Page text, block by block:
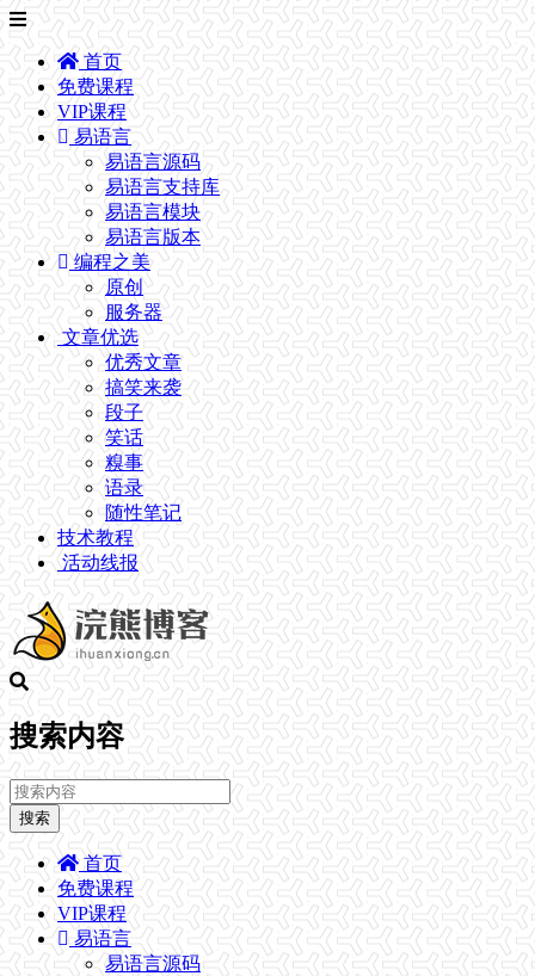
首页
免费课程
VIP课程
易语言
易语言源码
易语言支持库
易语言模块
易语言版本
编程之美
原创
服务器
文章优选
优秀文章
搞笑来袭
段子
笑话
糗事
语录
随性笔记
技术教程
活动线报
搜索内容
搜索
首页
免费课程
VIP课程
易语言
易语言源码